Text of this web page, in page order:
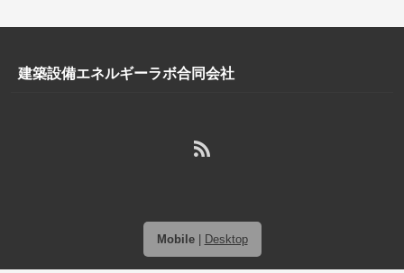
建築設備エネルギーラボ合同会社
Mobile| Desktop